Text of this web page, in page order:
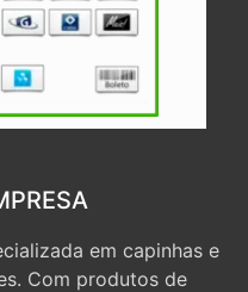
em capinhas e
Com produtos de